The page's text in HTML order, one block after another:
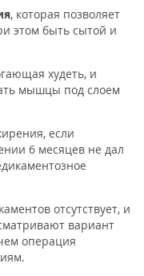
, которая позволяет
этом быть сытой и
худеть, и
мышцы под слоем
если
6 месяцев не дал
отсутствует, и
вариант
операция